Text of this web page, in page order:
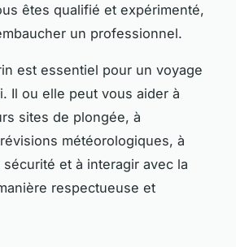
êtes qualifié et expérimenté,
un professionnel.
est essentiel pour un voyage
Il ou elle peut vous aider à
sites de plongée, à
météorologiques, à
et à interagir avec la
respectueuse et